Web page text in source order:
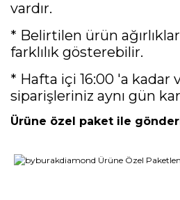
vardır.
* Belirtilen ürün
farklılık gösterebilir.
* Hafta içi 16:00 'a kadar
siparişleriniz aynı gün
Ürüne özel paket ile